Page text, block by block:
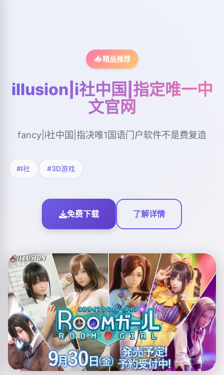
📥 精品推荐
illusion|i社中国|指定唯一中
文官网
fancy|i社中国|指决唯1国语门户软件不是费复造
#I社 #3D游戏
免费下载 了解详情